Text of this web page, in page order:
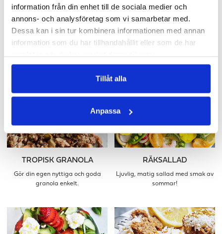
information från din enhet till de sociala medier och
annons- och analysföretag som vi samarbetar med.
Dessa kan i sin tur kombinera informationen med annan
information som du har tillhandahållit eller som de har
Tillåt alla
Anpassa
GAINER SMOOTHIE
För dig som vill gå upp i vikt eller
En läskande och fräsch alkoholfri
TROPISK GRANOLA
Gör din egen nyttiga och goda
granola enkelt.
RÄKSALLAD
Ljuvlig, matig sallad med smak av
sommar!